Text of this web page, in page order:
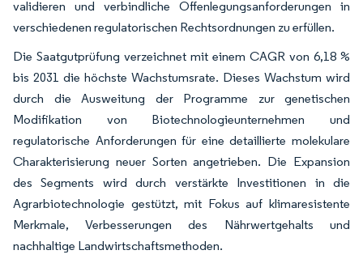
validieren und verbindliche Offenlegungsanforderungen in
verschiedenen regulatorischen Rechtsordnungen zu erfüllen.
Die Saatgutprüfung verzeichnet mit einem CAGR von 6,18 %
bis 2031 die höchste Wachstumsrate. Dieses Wachstum wird
durch die Ausweitung der Programme zur genetischen
Modifikation von Biotechnologieunternehmen und
regulatorische Anforderungen für eine detaillierte molekulare
Charakterisierung neuer Sorten angetrieben. Die Expansion
des Segments wird durch verstärkte Investitionen in die
Agrarbiotechnologie gestützt, mit Fokus auf klimaresistente
Merkmale, Verbesserungen des Nährwertgehalts und
nachhaltige Landwirtschaftsmethoden.